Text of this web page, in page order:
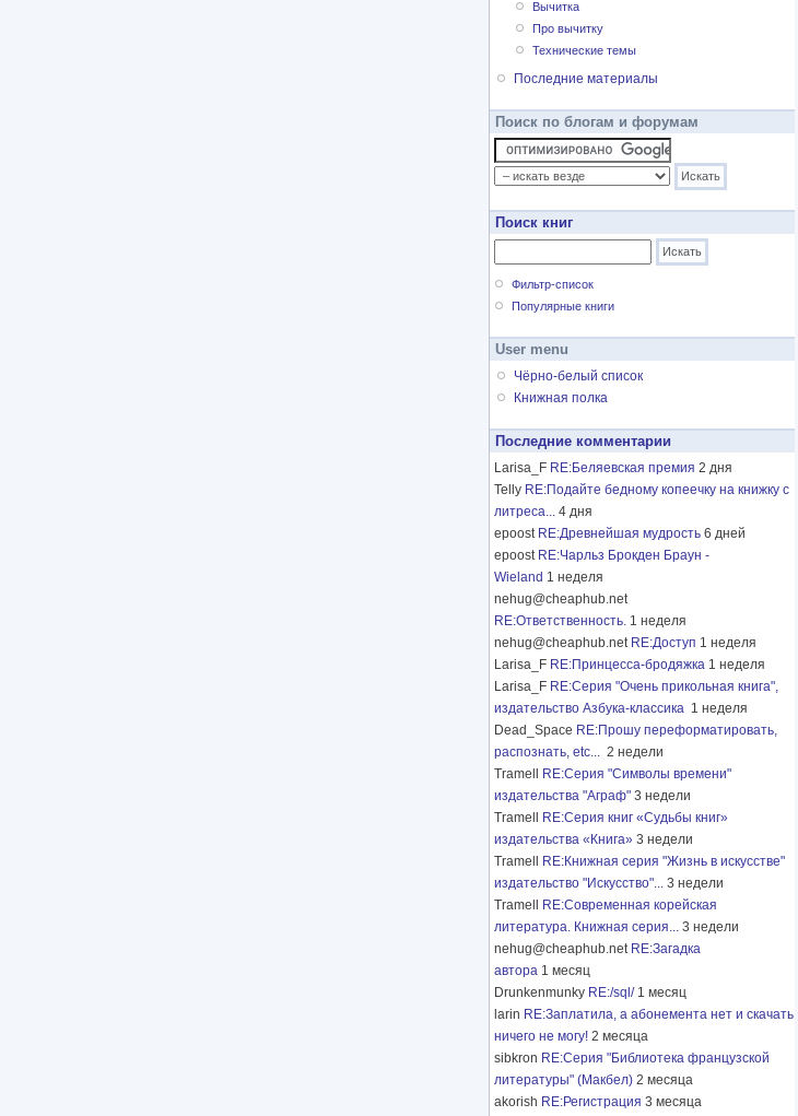
Вычитка
Про вычитку
Технические темы
Последние материалы
Поиск по блогам и форумам
Поиск книг
Фильтр-список
Популярные книги
User menu
Чёрно-белый список
Книжная полка
Последние комментарии
Larisa_F RE:Беляевская премия 2 дня
Telly RE:Подайте бедному копеечку на книжку с
литреса... 4 дня
epoost RE:Древнейшая мудрость 6 дней
epoost RE:Чарльз Брокден Браун -
Wieland 1 неделя
nehug@cheaphub.net
RE:Ответственность. 1 неделя
nehug@cheaphub.net RE:Доступ 1 неделя
Larisa_F RE:Принцесса-бродяжка 1 неделя
Larisa_F RE:Серия "Очень прикольная книга",
издательство Азбука-классика 1 неделя
Dead_Space RE:Прошу переформатировать,
распознать, etc... 2 недели
Tramell
RE:Серия "Символы времени"
издательства "Аграф" 3 недели
Tramell
RE:Серия книг «Судьбы книг»
издательства «Книга» 3 недели
Tramell
RE:Книжная серия "Жизнь в искусстве"
издательство "Искусство"... 3 недели
Tramell
RE:Современная корейская
литература. Книжная серия... 3 недели
nehug@cheaphub.net RE:Загадка
автора 1 месяц
Drunkenmunky RE:/sql/ 1 месяц
larin RE:Заплатила, а абонемента нет и скачать
ничего не могу! 2 месяца
sibkron RE:Серия "Библиотека французской
литературы" (Макбел) 2 месяца
akorish RE:Регистрация 3 месяца